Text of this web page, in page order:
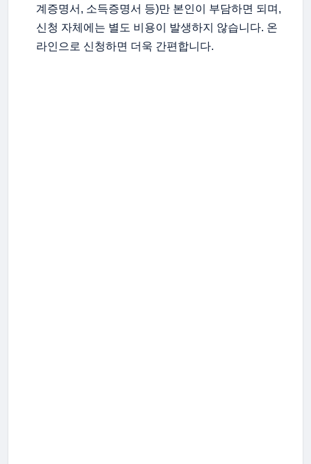
계증명서, 소득증명서 등)만 본인이 부담하면 되며,
신청 자체에는 별도 비용이 발생하지 않습니다. 온
라인으로 신청하면 더욱 간편합니다.